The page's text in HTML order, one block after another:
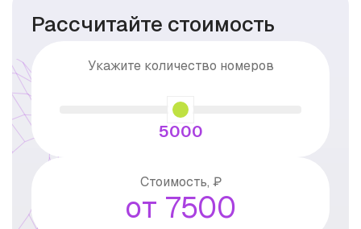
Рассчитайте стоимость
Укажите количество номеров
5000
Стоимость, ₽
от 7500